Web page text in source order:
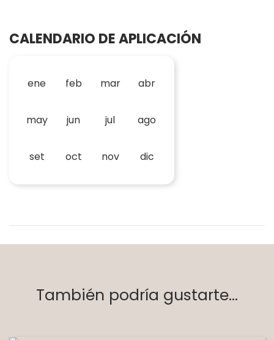
CALENDARIO DE APLICACIÓN
ene feb mar abr
may jun jul ago
set oct nov dic
También podría gustarte...